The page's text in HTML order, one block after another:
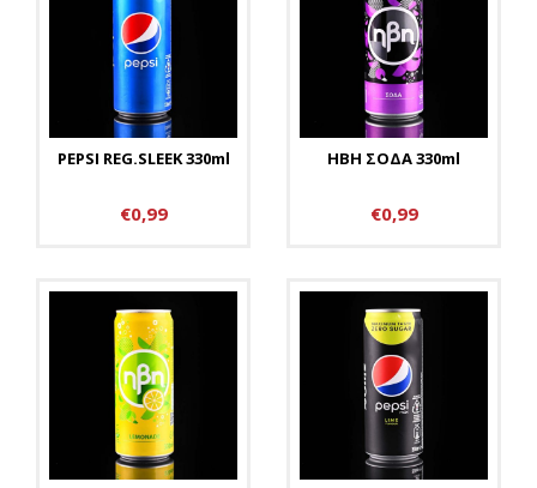
PEPSI REG.SLEEK 330ml
€0,99
ΗΒΗ ΣΟΔΑ 330ml
€0,99